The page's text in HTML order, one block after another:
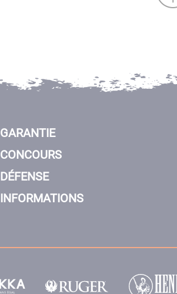
GARANTIE
CONCOURS
DÉFENSE
INFORMATIONS